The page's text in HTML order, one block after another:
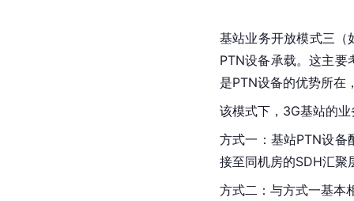
基站业务开放模式三（
PTN设备承载。这主
是PTN设备的优势所在
该模式下，3G基站的
方式一：基站PTN设备
接至同机房的SDH汇聚
方式二：与方式一基本